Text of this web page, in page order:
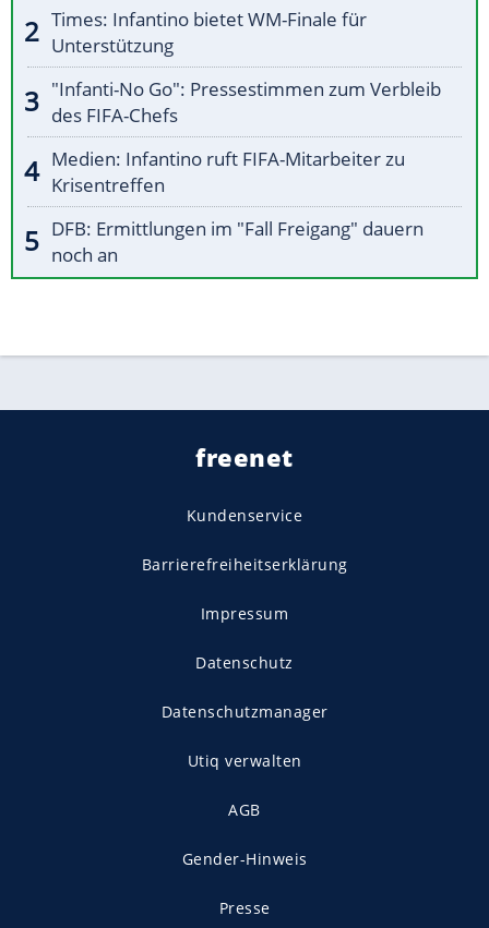
Times: Infantino bietet WM-Finale für
Unterstützung
"Infanti-No Go": Pressestimmen zum Verbleib
des FIFA-Chefs
Medien: Infantino ruft FIFA-Mitarbeiter zu
Krisentreffen
DFB: Ermittlungen im "Fall Freigang" dauern
noch an
freenet
Kundenservice
Barrierefreiheitserklärung
Impressum
Datenschutz
Datenschutzmanager
Utiq verwalten
AGB
Gender-Hinweis
Presse